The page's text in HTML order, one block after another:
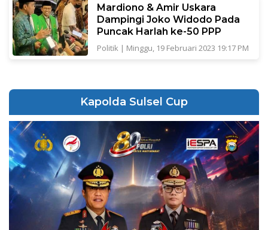
Mardiono & Amir Uskara
Dampingi Joko Widodo Pada
Puncak Harlah ke-50 PPP
Politik | Minggu, 19 Februari 2023 19:17 PM
Kapolda Sulsel Cup